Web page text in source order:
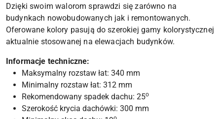
Dzięki swoim walorom sprawdzi się zarówno na
budynkach nowobudowanych jak i remontowanych.
Oferowane kolory pasują do szerokiej gamy kolorystycznej
aktualnie stosowanej na elewacjach budynków.
Informacje techniczne:
Maksymalny rozstaw łat: 340 mm
Minimalny rozstaw łat: 312 mm
Rekomendowany spadek dachu: 25o
Szerokość krycia dachówki: 300 mm